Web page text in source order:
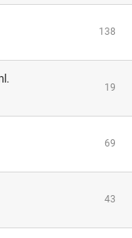
138
19
69
43